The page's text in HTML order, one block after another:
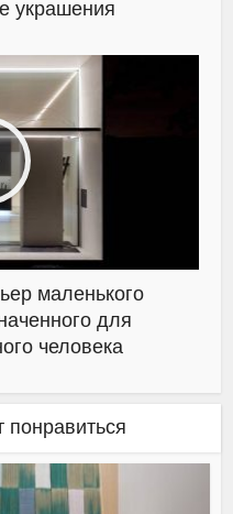
украшения
маленького
для
человека